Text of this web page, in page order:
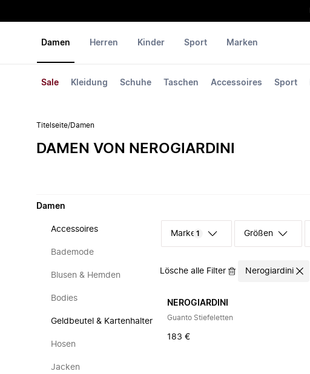
Damen
Sale Kleidung Schuhe Taschen Accessoires Sport
Herren Kinder Sport Marken
Titelseite/Damen
DAMEN VON NEROGIARDINI
Damen
Accessoires
Bademode
Blusen & Hemden
Bodies
Geldbeutel & Kartenhalter
Hosen
Jacken
Marke 1 Größen
Lösche alle Filter Nerogiardini
NEROGIARDINI
Guanto Stiefeletten
183 €